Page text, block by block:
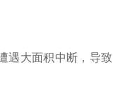
遇大面积中断，导致